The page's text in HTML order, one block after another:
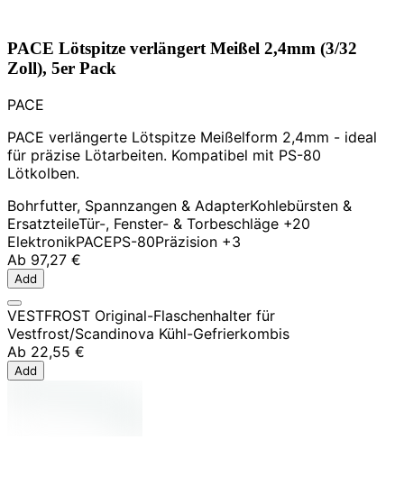
PACE Lötspitze verlängert Meißel 2,4mm (3/32
Zoll), 5er Pack
PACE
PACE verlängerte Lötspitze Meißelform 2,4mm - ideal
für präzise Lötarbeiten. Kompatibel mit PS-80
Lötkolben.
Bohrfutter, Spannzangen & AdapterKohlebürsten &
ErsatzteileTür-, Fenster- & Torbeschläge +20
ElektronikPACEPS-80Präzision +3
Ab 97,27 €
Add
VESTFROST Original-Flaschenhalter für
Vestfrost/Scandinova Kühl-Gefrierkombis
Ab 22,55 €
Add